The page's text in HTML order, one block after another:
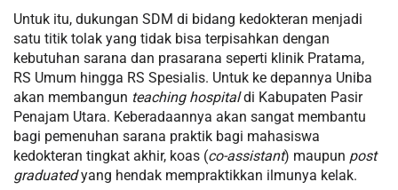
Untuk itu, dukungan SDM di bidang kedokteran menjadi
satu titik tolak yang tidak bisa terpisahkan dengan
kebutuhan sarana dan prasarana seperti klinik Pratama,
RS Umum hingga RS Spesialis. Untuk ke depannya Uniba
akan membangun teaching hospitaldi Kabupaten Pasir
Penajam Utara. Keberadaannya akan sangat membantu
bagi pemenuhan sarana praktik bagi mahasiswa
kedokteran tingkat akhir, koas (co-assistant) maupun post
graduatedyang hendak mempraktikkan ilmunya kelak.